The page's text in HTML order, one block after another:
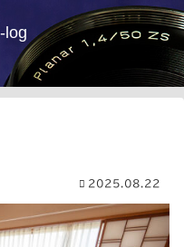
log
2025.08.22